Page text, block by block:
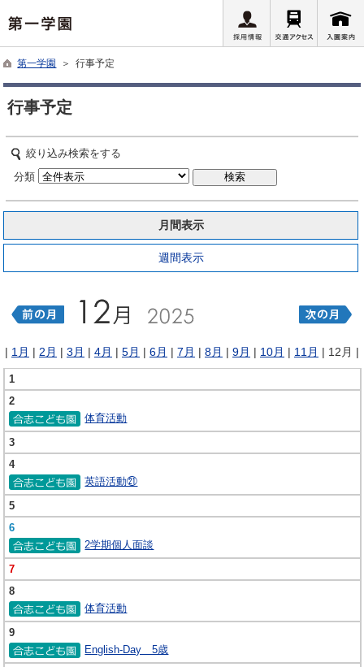
第一学園 ＞ 行事予定
行事予定
絞り込み検索をする
分類
月間表示
週間表示
| 1月 | 2月 | 3月 | 4月 | 5月 | 6月 | 7月 | 8月 | 9月 | 10月 | 11月 | 12月 |
1
2
体育活動
3
4
英語活動㉑
5
6
2学期個人面談
7
8
体育活動
9
English-Day 5歳